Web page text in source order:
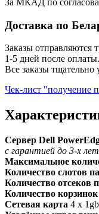
За МКАД по
Доставка по
Заказы отправляются
1-5 дней после оплаты.
Все заказы тщательно
Чек-лист "получение
Сервер Dell
с гарантией до 3-х лет
Максимальное
Количество слотов
Количество отсеков
Количество
Сетевая карта 4 x